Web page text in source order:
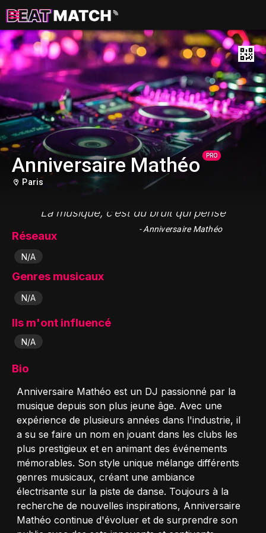
Anniversaire Mathéo PRO
Paris
"La musique, c’est du bruit qui pense"
- Anniversaire Mathéo
Réseaux
N/A
Genres musicaux
N/A
Ils m'ont influencé
N/A
Bio
Anniversaire Mathéo est un DJ passionné par la
musique depuis son plus jeune âge. Avec une
expérience de plusieurs années dans l'industrie, il
a su se faire un nom en jouant dans les clubs les
plus prestigieux et en animant des événements
mémorables. Son style unique mélange différents
genres musicaux, créant une ambiance
électrisante sur la piste de danse. Toujours à la
recherche de nouvelles inspirations, Anniversaire
Mathéo continue d'évoluer et de surprendre son